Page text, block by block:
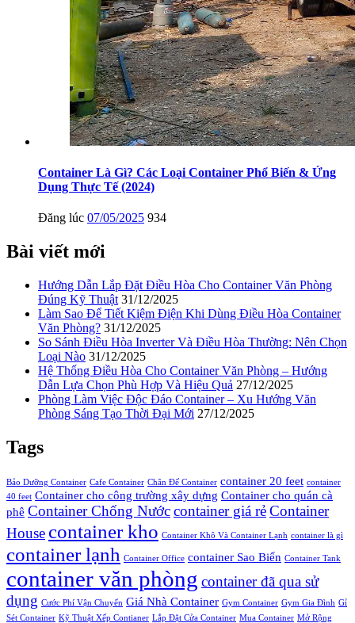
Container Là Gì? Các Loại Container Phổ Biến & Ứng
Dụng Thực Tế (2024)
Đăng lúc 07/05/2025 934
Bài viết mới
Hướng Dẫn Lắp Đặt Điều Hòa Cho Container Văn Phòng
Đúng Kỹ Thuật 31/12/2025
Làm Sao Để Tiết Kiệm Điện Khi Dùng Điều Hòa Container
Văn Phòng? 31/12/2025
So Sánh Điều Hòa Inverter Và Điều Hòa Thường: Nên Chọn
Loại Nào 31/12/2025
Hệ Thống Điều Hòa Cho Container Văn Phòng – Hướng
Dẫn Lựa Chọn Phù Hợp Và Hiệu Quả 27/12/2025
Phòng Làm Việc Độc Đáo Container – Xu Hướng Văn
Phòng Sáng Tạo Thời Đại Mới 27/12/2025
Tags
Bảo Dưỡng Container Cafe Container Chân Đế Container container 20 feet container
40 feet Container cho công trường xây dựng Container cho quán cà
phê Container Chống Nướccontainer giá rẻContainer
House container kho Container Khô Và Container Lạnh container là gì
container lạnh Container Office container Sao Biển Container Tank
container văn phòng container đã qua sử
dụng Cước Phí Vận Chuyển Giá Nhà Container Gym Container Gym Gia Đình Gỉ
Sét Container Kỹ Thuật Xếp Contianer Lắp Đặt Cửa Container Mua Container Mở Rộng